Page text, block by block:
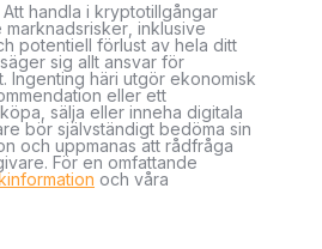
handla i kryptotillgångar
inklusive
potentiell förlust av hela ditt
sig allt ansvar för
Ingenting häri utgör ekonomisk
eller ett
sälja eller inneha digitala
bör självständigt bedöma sin
och uppmanas att rådfråga
För en omfattande
och våra